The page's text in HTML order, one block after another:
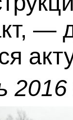
—
2016